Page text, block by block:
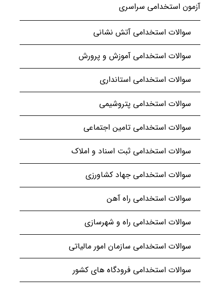
آزمون استخدامی سراسری
سوالات استخدامی آتش نشانی
سوالات استخدامی آموزش و پرورش
سوالات استخدامی استانداری
سوالات استخدامی پتروشیمی
سوالات استخدامی تامین اجتماعی
سوالات استخدامی ثبت اسناد و املاک
سوالات استخدامی جهاد کشاورزی
سوالات استخدامی راه آهن
سوالات استخدامی راه و شهرسازی
سوالات استخدامی سازمان امور مالیاتی
سوالات استخدامی فرودگاه های کشور